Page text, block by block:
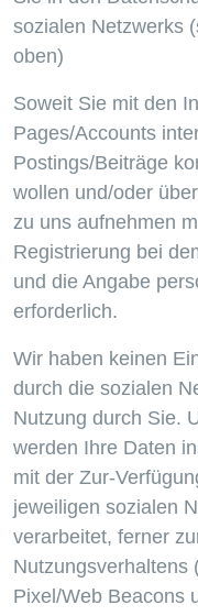
sozialen Netzwerks
oben)
Soweit Sie mit den
Pages/Accounts
Postings/Beiträge
wollen und/oder
zu uns aufnehmen
Registrierung bei
und die Angabe
erforderlich.
Wir haben keinen
durch die sozialen
Nutzung durch Sie.
werden Ihre Daten
mit der Zur-
jeweiligen sozialen
verarbeitet, ferner
Nutzungsverhaltens
Pixel/Web Beacons